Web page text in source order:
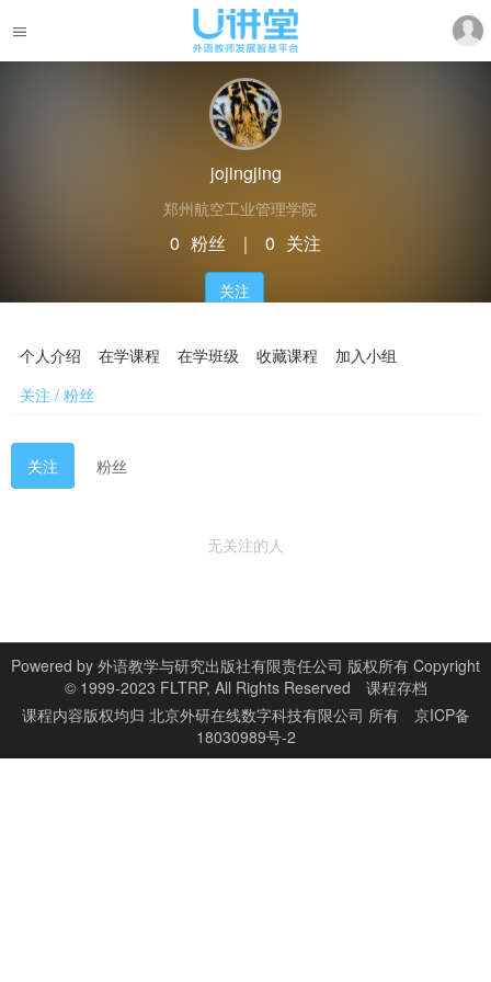
jojingjing
郑州航空工业管理学院
0 粉丝 ｜ 0 关注
关注
个人介绍 在学课程 在学班级 收藏课程
加入小组
关注 / 粉丝
关注 粉丝
无关注的人
Powered by 外语教学与研究出版社有限责任公司 版权所有 Copyright
© 1999-2023 FLTRP, All Rights Reserved
课程存档
课程内容版权均归 北京外研在线数字科技有限公司 所有
京ICP备
18030989号-2